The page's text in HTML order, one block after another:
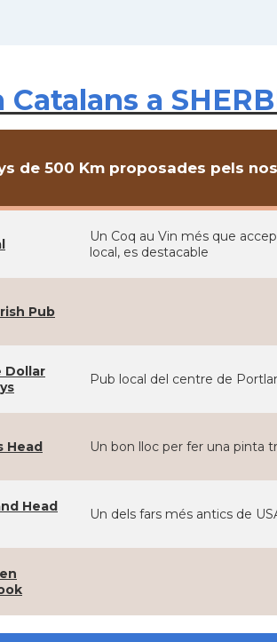
a
de 500 Km proposades pels
Un Coq au Vin més que
local, es destacable
Pub
Dollar
Pub local del centre de
Head Un bon lloc per fer una pinta
Head
Un dels fars més antics de